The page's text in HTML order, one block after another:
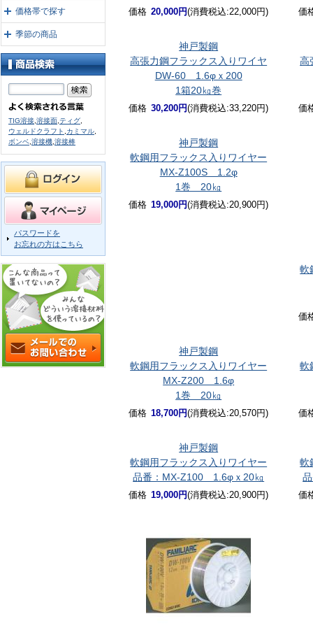
価格帯で探す
季節の商品
TIG溶接 溶接面 ティグ
ウェルドクラフト カミマル
ボンベ 溶接機 溶接棒
パスワードを
お忘れの方はこちら
価格 20,000円(消費税込:22,000円) 価
神戸製鋼
高張力鋼フラックス入りワイヤ
DW-60 1.6φｘ200
1箱20㎏巻
価格 30,200円(消費税込:33,220円)
高
価
神戸製鋼
軟鋼用フラックス入りワイヤー
MX-Z100S 1.2φ
1巻 20㎏
価格 19,000円(消費税込:20,900円)
軟
価
神戸製鋼
軟鋼用フラックス入りワイヤー
MX-Z200 1.6φ
1巻 20㎏
価格 18,700円(消費税込:20,570円)
軟
価
神戸製鋼
軟鋼用フラックス入りワイヤー
品番：MX-Z100 1.6φｘ20㎏
価格 19,000円(消費税込:20,900円)
軟
価